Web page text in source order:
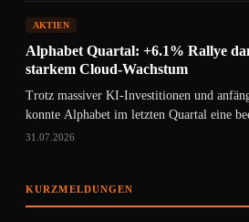
AKTIEN
Alphabet Quartal: +6.1% Rallye
starkem Cloud-Wachstum
Trotz massiver KI-Investitionen und
konnte Alphabet im letzten Quartal eine
hinlegen?
31.07.2026
KURZMELDUNGEN